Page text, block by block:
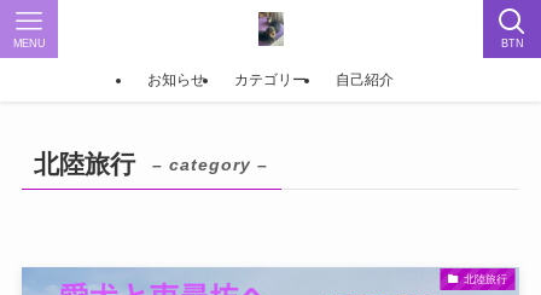
BTN
MENU
お知らせ カテゴリー 自己紹介
北陸旅行 – category –
北陸旅行